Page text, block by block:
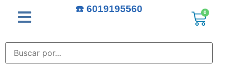
☎️ 6019195560 0